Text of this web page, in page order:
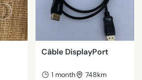
Câble DisplayPort
1 month 748km